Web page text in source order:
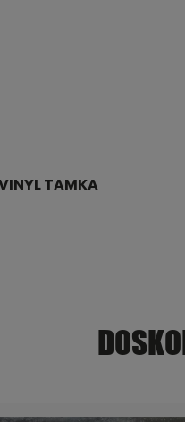
TAMKA